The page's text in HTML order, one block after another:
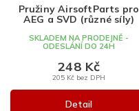
Pružiny AirsoftParts pro
AEG a SVD (různé síly)
SKLADEM NA PRODEJNĚ -
ODESLÁNÍ DO 24H
205 Kč bez DPH
248 Kč
Detail